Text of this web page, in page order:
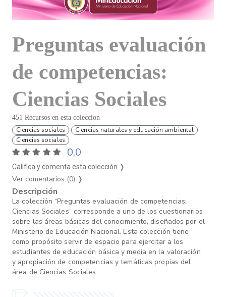
Preguntas evaluación
de competencias:
Ciencias Sociales
451 Recursos en esta coleccion
Ciencias sociales
Ciencias naturales y educación ambiental
Ciencias sociales
0,0
Califica y comenta esta colección ❭
Ver comentarios (0) ❭
Descripción
La colección “Preguntas evaluación de competencias:
Ciencias Sociales” corresponde a uno de los cuestionarios
sobre las áreas básicas del conocimiento, diseñados por el
Ministerio de Educación Nacional. Esta colección tiene
como propósito servir de espacio para ejercitar a los
estudiantes de educación básica y media en la valoración
y apropiación de competencias y temáticas propias del
área de Ciencias Sociales.